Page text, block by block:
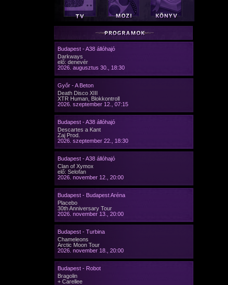
Budapest - A38 állóhajó
Darkways
elő: denevér
2026. augusztus 30., 18:30
Győr - A Beton
Death Disco XIII
XTR Human, Blokkontroll
2026. szeptember 12., 07:15
Budapest - A38 állóhajó
Descartes a Kant
Zaj Prod.
2026. szeptember 22., 18:30
Budapest - A38 állóhajó
Clan of Xymox
elő: Selofan
2026. november 12., 20:00
Budapest - Budapest Aréna
Placebo
30th Anniversary Tour
2026. november 13., 20:00
Budapest - Turbina
Chameleons
Arctic Moon Tour
2026. november 18., 20:00
Budapest - Robot
Bragolin
+ Carellee